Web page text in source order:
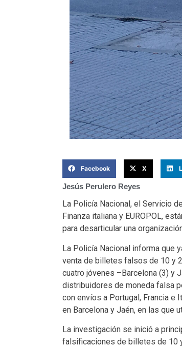
Facebook X
Jesús Perulero Reyes
La Policía Nacional, el Servicio
Finanza italiana y EUROPOL,
para desarticular una
La Policía Nacional informa que
venta de billetes falsos de 10 y
cuatro jóvenes –Barcelona (3) y
distribuidores de moneda falsa
con envíos a Portugal, Francia
en Barcelona y Jaén, en las que
La investigación se inició a
falsificaciones de billetes de 10